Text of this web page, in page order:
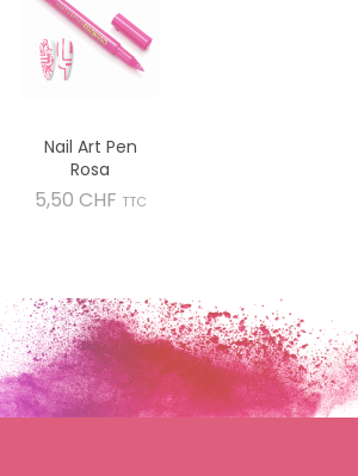
Nail Art Pen
Rosa
5,50 CHF Preis
TTC